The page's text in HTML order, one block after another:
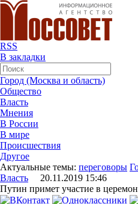
RSS
В закладки
Город (Москва и область)
Общество
Власть
Мнения
В России
В мире
Происшествия
Другое
Актуальные темы: переговоры
Власть 20.11.2019 15:46
Путин примет участие в